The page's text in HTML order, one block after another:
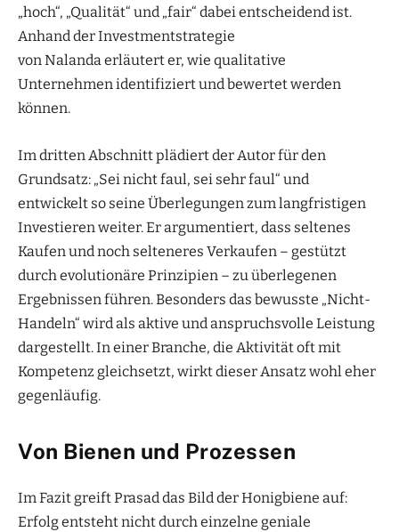
„hoch“, „Qualität“ und „fair“ dabei entscheidend ist.
Anhand der Investmentstrategie
von Nalanda erläutert er, wie qualitative
Unternehmen identifiziert und bewertet werden
können.
Im dritten Abschnitt plädiert der Autor für den
Grundsatz: „Sei nicht faul, sei sehr faul“ und
entwickelt so seine Überlegungen zum langfristigen
Investieren weiter. Er argumentiert, dass seltenes
Kaufen und noch selteneres Verkaufen – gestützt
durch evolutionäre Prinzipien – zu überlegenen
Ergebnissen führen. Besonders das bewusste „Nicht-
Handeln“ wird als aktive und anspruchsvolle Leistung
dargestellt. In einer Branche, die Aktivität oft mit
Kompetenz gleichsetzt, wirkt dieser Ansatz wohl eher
gegenläufig.
Von Bienen und Prozessen
Im Fazit greift Prasad das Bild der Honigbiene auf:
Erfolg entsteht nicht durch einzelne geniale